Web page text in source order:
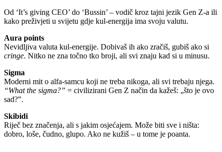
Od ‘It’s giving CEO’ do ‘Bussin’ – vodič kroz tajni jezik Gen Z-a ili
kako preživjeti u svijetu gdje kul-energija ima svoju valutu.
Aura points
Nevidljiva valuta kul-energije. Dobivaš ih ako zračiš, gubiš ako si
cringe. Nitko ne zna točno tko broji, ali svi znaju kad si u minusu.
Sigma
Moderni mit o alfa-samcu koji ne treba nikoga, ali svi trebaju njega.
“What the sigma?” = civilizirani Gen Z način da kažeš: „što je ovo
sad?”.
Skibidi
Riječ bez značenja, ali s jakim osjećajem. Može biti sve i ništa:
dobro, loše, čudno, glupo. Ako ne kužiš – u tome je poanta.